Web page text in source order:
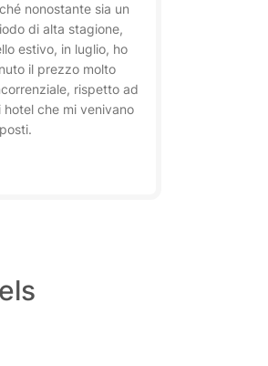
nonostante sia un
di alta stagione,
estivo, in luglio, ho
il prezzo molto
rispetto ad
hotel che mi venivano